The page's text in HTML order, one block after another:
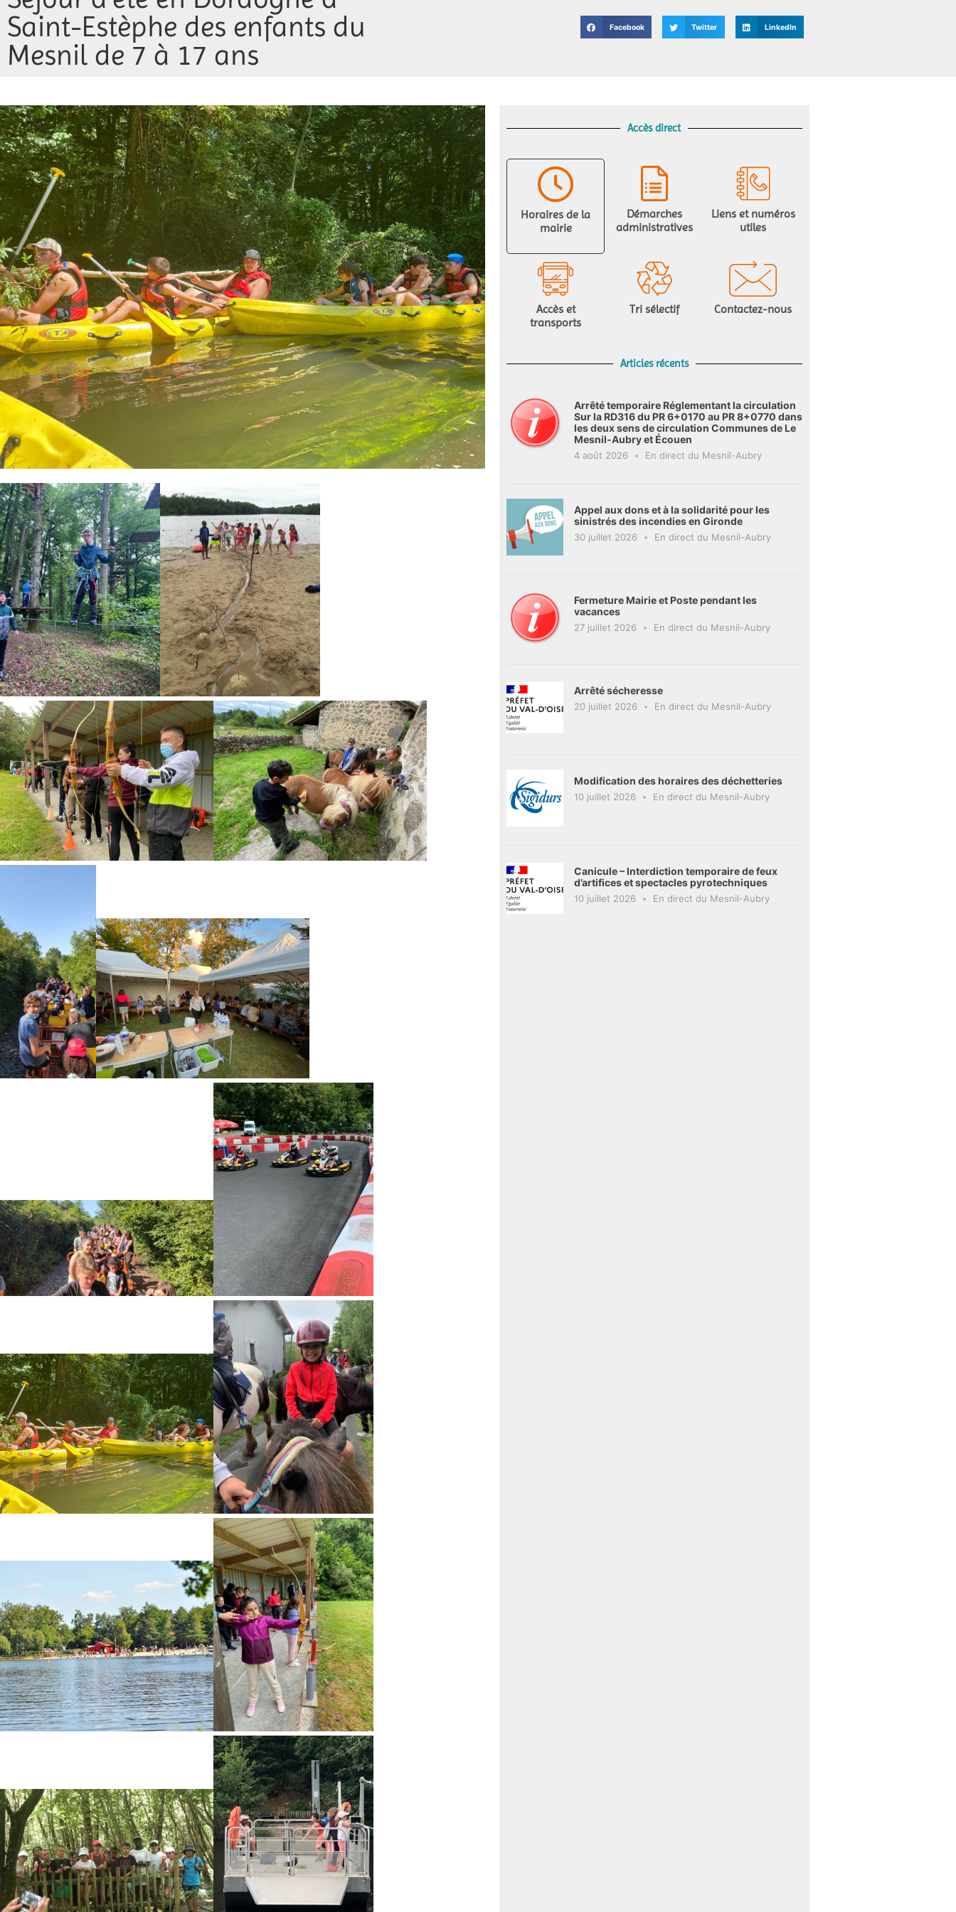
Saint-Estèphe des enfants du
Mesnil de 7 à 17 ans
Facebook Twitter LinkedIn
Accès direct
Horaires de la
mairie
Démarches
administratives
Liens et numéros
utiles
Accès et
transports
Tri sélectif Contactez-nous
Articles récents
Arrêté temporaire Réglementant la circulation
Sur la RD316 du PR 6+0170 au PR 8+0770 dans
les deux sens de circulation Communes de Le
Mesnil-Aubry et Écouen
4 août 2026 En direct du Mesnil-Aubry
Appel aux dons et à la solidarité pour les
sinistrés des incendies en Gironde
30 juillet 2026 En direct du Mesnil-Aubry
Fermeture Mairie et Poste pendant les
vacances
27 juillet 2026 En direct du Mesnil-Aubry
Arrêté sécheresse
20 juillet 2026 En direct du Mesnil-Aubry
Modification des horaires des déchetteries
10 juillet 2026 En direct du Mesnil-Aubry
Canicule – Interdiction temporaire de feux
d’artifices et spectacles pyrotechniques
10 juillet 2026 En direct du Mesnil-Aubry